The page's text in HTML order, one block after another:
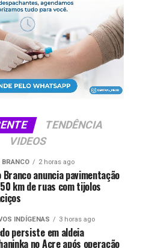
TENDÊNCIA
VIDEOS
BRANCO 2 horas ago
Branco anuncia pavimentação
km de ruas com tijolos
INDÍGENAS 3 horas ago
persiste em aldeia
no Acre após operação